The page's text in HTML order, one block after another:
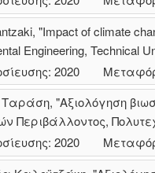
"Impact of climate
Engineering, Technical
2020
"Αξιολόγηση
Περιβάλλοντος,
2020